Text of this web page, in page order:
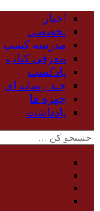
اخبار
تخصصی
مدرسه کسب
معرفی کتاب
پادکست
چند رسانه ای
چهره ها
یادداشت